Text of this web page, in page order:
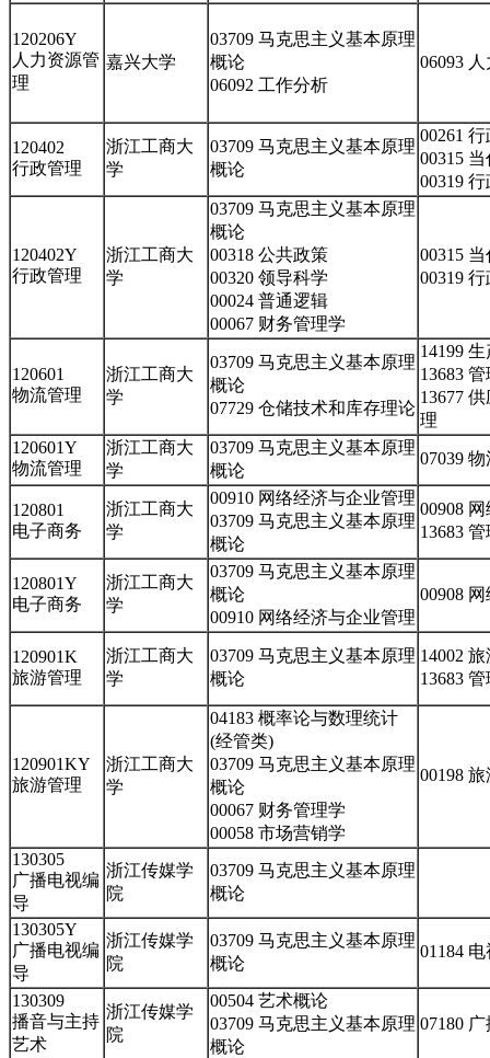
120206Y
人力资源管
理
嘉兴大学
03709 马克思主义基本原理
概论
06092 工作分析
06093
120402
行政管理
浙江工商大
学
03709 马克思主义基本原理
概论
00261
00315
00319
120402Y
行政管理
浙江工商大
学
03709 马克思主义基本原理
概论
00318 公共政策
00320 领导科学
00024 普通逻辑
00067 财务管理学
00315
00319
120601
物流管理
浙江工商大
学
03709 马克思主义基本原理
概论
07729 仓储技术和库存理论
14199
13683
13677
理
120601Y
物流管理
浙江工商大
学
03709 马克思主义基本原理
概论
07039
120801
电子商务
浙江工商大
学
00910 网络经济与企业管理
03709 马克思主义基本原理
概论
00908
13683
120801Y
电子商务
浙江工商大
学
03709 马克思主义基本原理
概论
00910 网络经济与企业管理
00908
120901K
旅游管理
浙江工商大
学
03709 马克思主义基本原理
概论
14002
13683
120901KY
旅游管理
浙江工商大
学
04183 概率论与数理统计
(经管类)
03709 马克思主义基本原理
概论
00067 财务管理学
00058 市场营销学
00198
130305
广播电视编
导
浙江传媒学
院
03709 马克思主义基本原理
概论
130305Y
广播电视编
导
浙江传媒学
院
03709 马克思主义基本原理
概论
01184
130309
播音与主持
艺术
浙江传媒学
院
00504 艺术概论
03709 马克思主义基本原理
概论
07180